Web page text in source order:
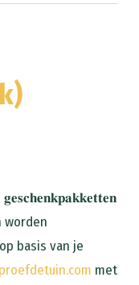
worden
basis van je
met